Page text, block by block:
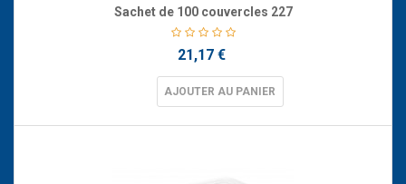
Sachet de 100 couvercles 227
21,17 €
AJOUTER AU PANIER